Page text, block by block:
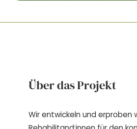
Über das Projekt
Wir entwickeln und